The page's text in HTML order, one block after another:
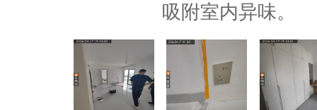
吸附室内异味。